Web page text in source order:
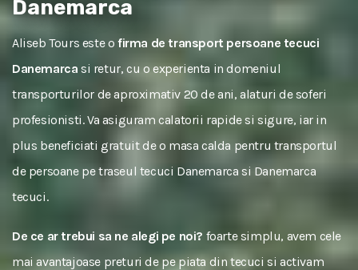
Danemarca
Aliseb Tours este o firma de transport persoane tecuci
Danemarca si retur, cu o experienta in domeniul
transporturilor de aproximativ 20 de ani, alaturi de soferi
profesionisti. Va asiguram calatorii rapide si sigure, iar in
plus beneficiati gratuit de o masa calda pentru transportul
de persoane pe traseul tecuci Danemarca si Danemarca
tecuci.
De ce ar trebui sa ne alegi pe noi? foarte simplu, avem cele
mai avantajoase preturi de pe piata din tecuci si activam